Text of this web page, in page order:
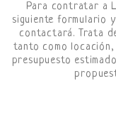
Para contratar a
siguiente formulario
contactará. Trata
tanto como
presupuesto